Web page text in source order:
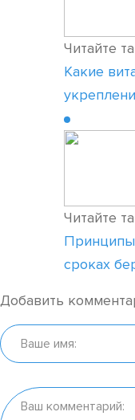
Читайте
Какие
Читайте
Принципы
сроках
Добавить